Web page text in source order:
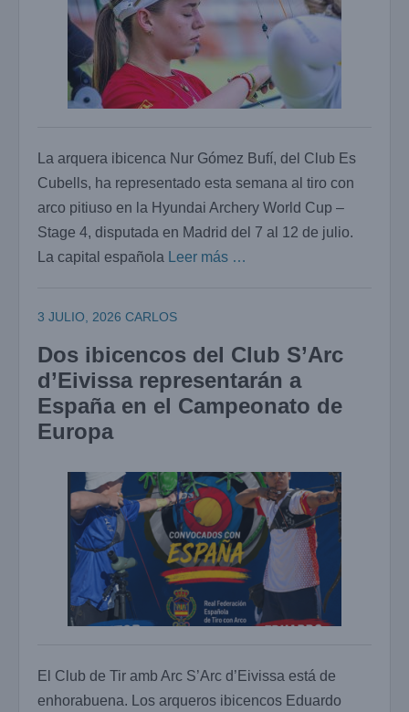
La arquera ibicenca Nur Gómez Bufí, del Club Es
Cubells, ha representado esta semana al tiro con
arco pitiuso en la Hyundai Archery World Cup –
Stage 4, disputada en Madrid del 7 al 12 de julio.
La capital española
Leer más …
3 JULIO, 2026 CARLOS
Dos ibicencos del Club S’Arc
d’Eivissa representarán a
España en el Campeonato de
Europa
El Club de Tir amb Arc S’Arc d’Eivissa está de
enhorabuena. Los arqueros ibicencos Eduardo